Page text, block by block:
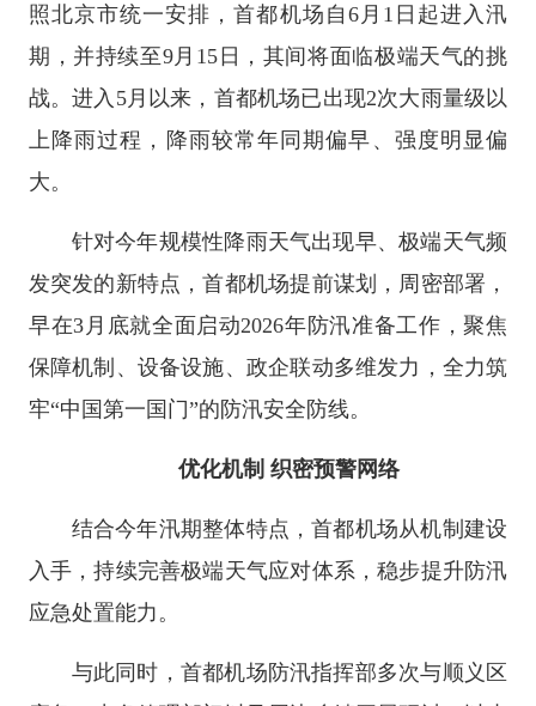
照北京市统一安排，首都机场自6月1日起进入汛
期，并持续至9月15日，其间将面临极端天气的挑
战。进入5月以来，首都机场已出现2次大雨量级以
上降雨过程，降雨较常年同期偏早、强度明显偏
大。
针对今年规模性降雨天气出现早、极端天气频
发突发的新特点，首都机场提前谋划，周密部署，
早在3月底就全面启动2026年防汛准备工作，聚焦
保障机制、设备设施、政企联动多维发力，全力筑
牢“中国第一国门”的防汛安全防线。
优化机制 织密预警网络
结合今年汛期整体特点，首都机场从机制建设
入手，持续完善极端天气应对体系，稳步提升防汛
应急处置能力。
与此同时，首都机场防汛指挥部多次与顺义区